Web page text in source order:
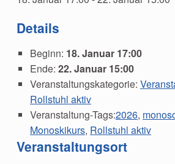
Details
Beginn: 18. Januar 17:00
Ende: 22. Januar 15:00
Veranstaltungskategorie:
Rollstuhl aktiv
Veranstaltung-Tags:2026,
Monoskikurs, Rollstuhl aktiv
Veranstaltungsort